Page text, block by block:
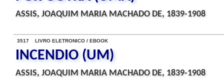
ASSIS, JOAQUIM MARIA MACHADO DE, 1839-1908
3517 LIVRO ELETRONICO / EBOOK
INCENDIO (UM)
ASSIS, JOAQUIM MARIA MACHADO DE, 1839-1908